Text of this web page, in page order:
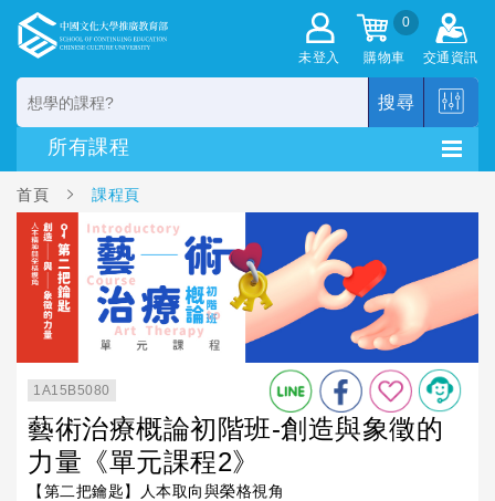
未登入
0
購物車 交通資訊
搜尋
首頁 課程頁
1A15B5080
藝術治療概論初階班-創造與象徵的
力量《單元課程2》
【第二把鑰匙】人本取向與榮格視角